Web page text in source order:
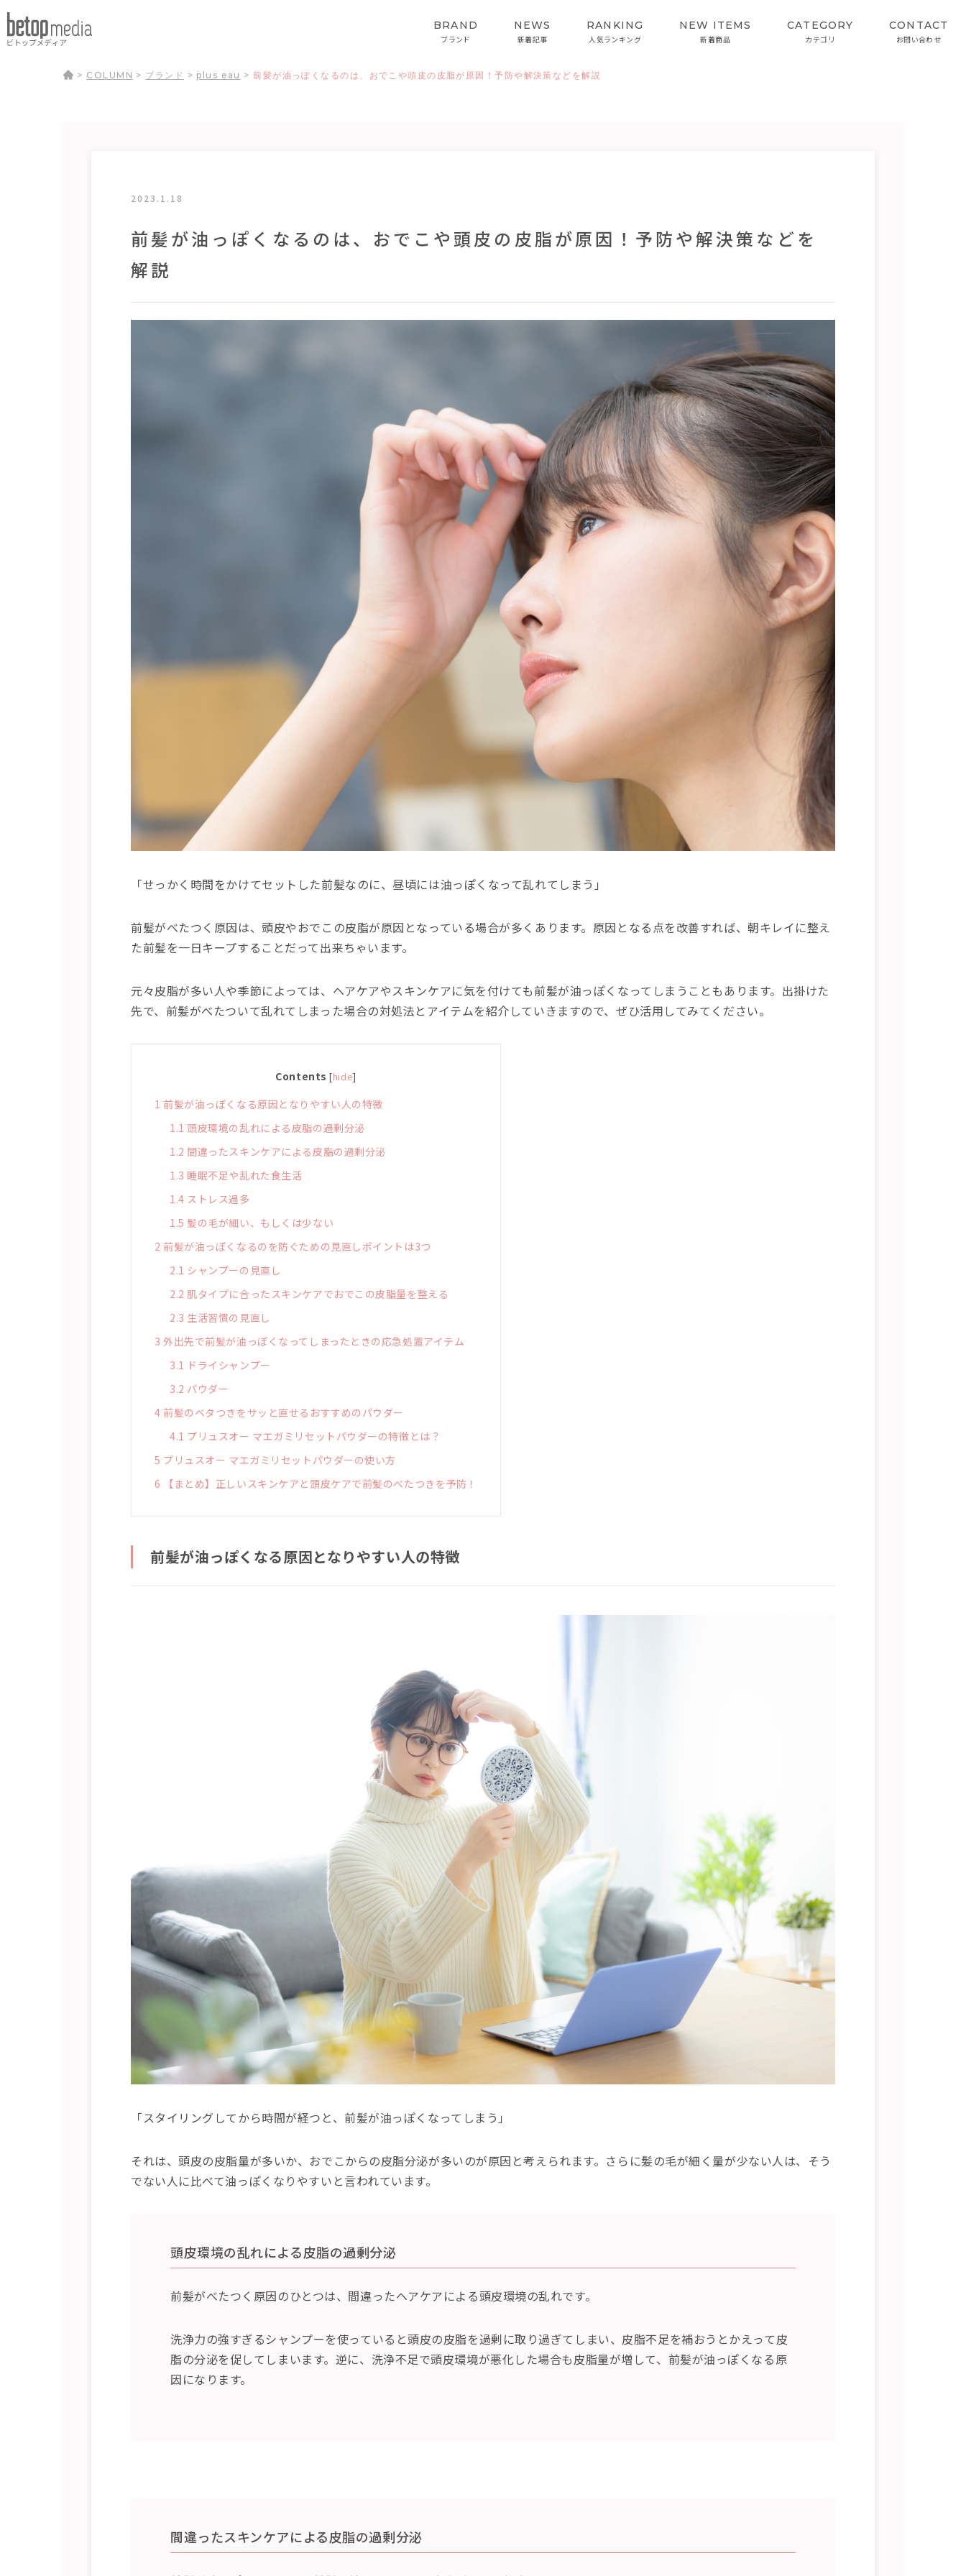
BRAND
ブランド
NEWS
新着記事
RANKING
人気ランキング
NEW ITEMS
新着商品
CATEGORY
カテゴリ
CONTACT
お問い合わせ
> COLUMN > ブランド >plus eau >前髪が油っぽくなるのは、おでこや頭皮の皮脂が原因！予防や解決策などを解説
2023.1.18
前髪が油っぽくなるのは、おでこや頭皮の皮脂が原因！予防や解決策などを
解説
「せっかく時間をかけてセットした前髪なのに、昼頃には油っぽくなって乱れてしまう」
前髪がべたつく原因は、頭皮やおでこの皮脂が原因となっている場合が多くあります。原因となる点を改善すれば、朝キレイに整え
た前髪を一日キープすることだって出来ちゃいます。
元々皮脂が多い人や季節によっては、ヘアケアやスキンケアに気を付けても前髪が油っぽくなってしまうこともあります。出掛けた
先で、前髪がべたついて乱れてしまった場合の対処法とアイテムを紹介していきますので、ぜひ活用してみてください。
Contents [hide]
1 前髪が油っぽくなる原因となりやすい人の特徴
1.1 頭皮環境の乱れによる皮脂の過剰分泌
1.2 間違ったスキンケアによる皮脂の過剰分泌
1.3 睡眠不足や乱れた食生活
1.4 ストレス過多
1.5 髪の毛が細い、もしくは少ない
2 前髪が油っぽくなるのを防ぐための見直しポイントは3つ
2.1 シャンプーの見直し
2.2 肌タイプに合ったスキンケアでおでこの皮脂量を整える
2.3 生活習慣の見直し
3 外出先で前髪が油っぽくなってしまったときの応急処置アイテム
3.1 ドライシャンプー
3.2 パウダー
4 前髪のベタつきをサッと直せるおすすめのパウダー
4.1 プリュスオー マエガミリセットパウダーの特徴とは？
5 プリュスオー マエガミリセットパウダーの使い方
6 【まとめ】正しいスキンケアと頭皮ケアで前髪のべたつきを予防！
前髪が油っぽくなる原因となりやすい人の特徴
「スタイリングしてから時間が経つと、前髪が油っぽくなってしまう」
それは、頭皮の皮脂量が多いか、おでこからの皮脂分泌が多いのが原因と考えられます。さらに髪の毛が細く量が少ない人は、そう
でない人に比べて油っぽくなりやすいと言われています。
頭皮環境の乱れによる皮脂の過剰分泌
前髪がべたつく原因のひとつは、間違ったヘアケアによる頭皮環境の乱れです。
洗浄力の強すぎるシャンプーを使っていると頭皮の皮脂を過剰に取り過ぎてしまい、皮脂不足を補おうとかえって皮
脂の分泌を促してしまいます。逆に、洗浄不足で頭皮環境が悪化した場合も皮脂量が増して、前髪が油っぽくなる原
因になります。
間違ったスキンケアによる皮脂の過剰分泌